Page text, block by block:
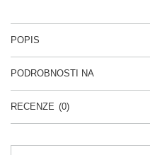
POPIS
PODROBNOSTI NA
RECENZE (0)